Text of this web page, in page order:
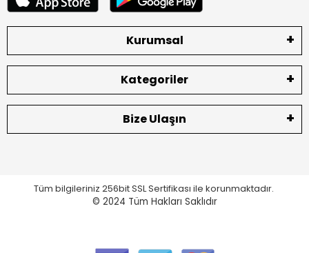
Kurumsal
Kategoriler
Bize Ulaşın
Tüm bilgileriniz 256bit SSL Sertifikası ile korunmaktadır.
© 2024 Tüm Hakları Saklıdır